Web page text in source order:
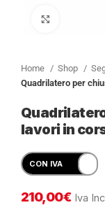
Home Shop
Quadrilatero per
lavori in
210,00€ Iva